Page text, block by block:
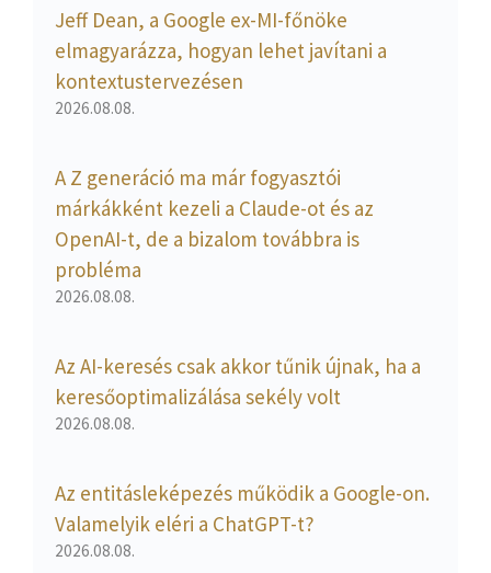
Jeff Dean, a Google ex-MI-főnöke
elmagyarázza, hogyan lehet javítani a
kontextustervezésen
2026.08.08.
A Z generáció ma már fogyasztói
márkákként kezeli a Claude-ot és az
OpenAI-t, de a bizalom továbbra is
probléma
2026.08.08.
Az AI-keresés csak akkor tűnik újnak, ha a
keresőoptimalizálása sekély volt
2026.08.08.
Az entitásleképezés működik a Google-on.
Valamelyik eléri a ChatGPT-t?
2026.08.08.